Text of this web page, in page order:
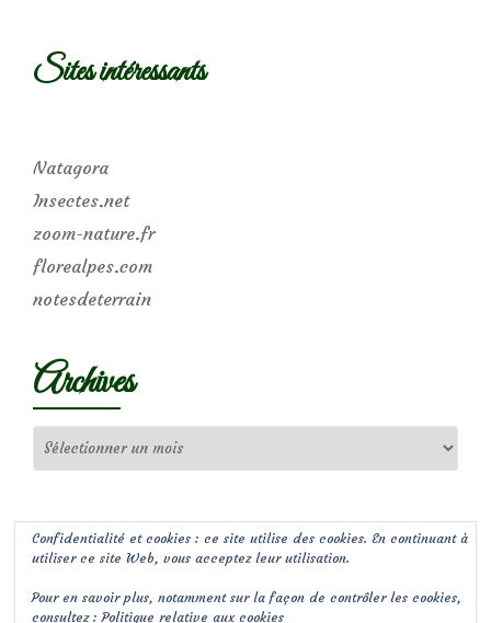
Sites intéressants
Natagora
Insectes.net
zoom-nature.fr
florealpes.com
notesdeterrain
Archives
Confidentialité et cookies : ce site utilise des cookies. En continuant à
utiliser ce site Web, vous acceptez leur utilisation.
Pour en savoir plus, notamment sur la façon de contrôler les cookies,
consultez :Politique relative aux cookies